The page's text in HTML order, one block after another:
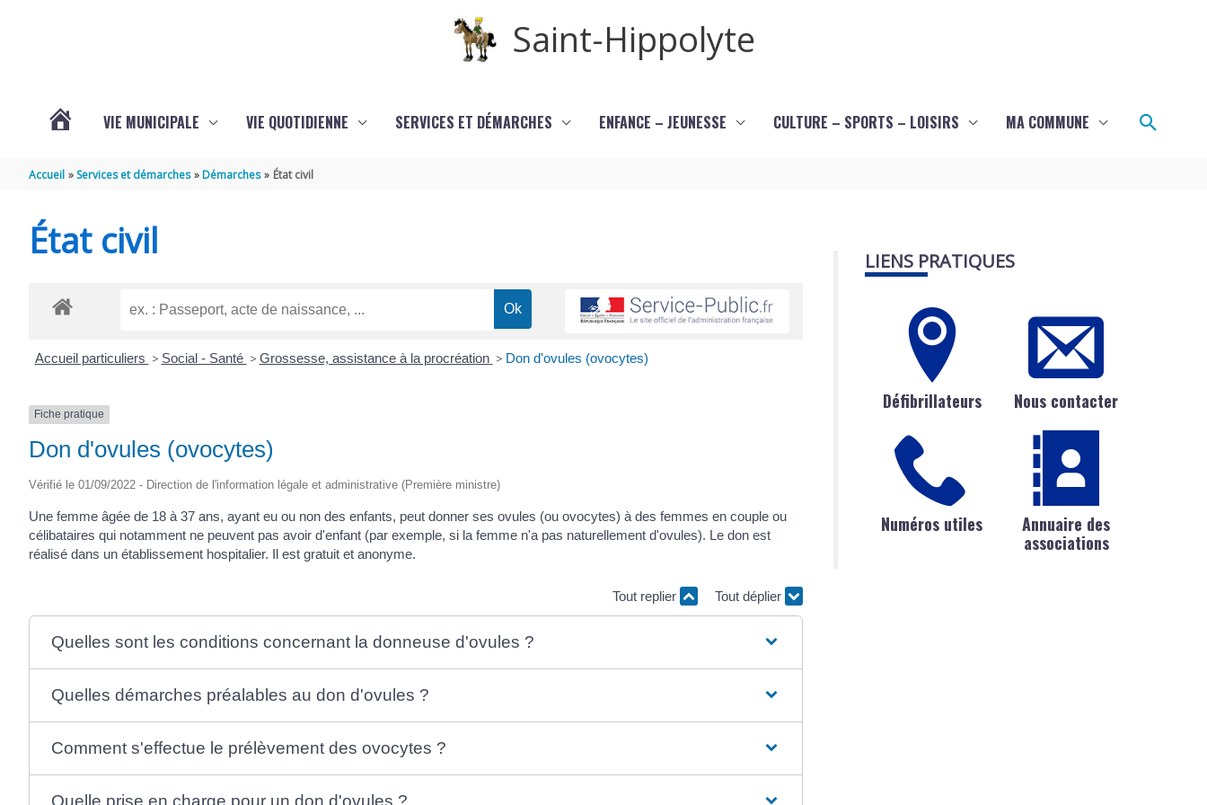
Saint-Hippolyte
SAINT-
(17430)
VIE MUNICIPALE VIE QUOTIDIENNE SERVICES ET DÉMARCHES ENFANCE – JEUNESSE CULTURE – SPORTS – LOISIRS MA COMMUNE
Accueil Services et démarches Démarches État civil
État civil
Accueil particuliers > Social - Santé > Grossesse, assistance à la procréation > Don d'ovules (ovocytes)
Fiche pratique
Don d'ovules (ovocytes)
Vérifié le 01/09/2022 - Direction de l'information légale et administrative (Première ministre)
Une femme âgée de 18 à 37 ans, ayant eu ou non des enfants, peut donner ses ovules (ou ovocytes) à des femmes en couple ou
célibataires qui notamment ne peuvent pas avoir d'enfant (par exemple, si la femme n'a pas naturellement d'ovules). Le don est
réalisé dans un établissement hospitalier. Il est gratuit et anonyme.
Tout replier Tout déplier
Quelles sont les conditions concernant la donneuse d'ovules ?
Quelles démarches préalables au don d'ovules ?
Comment s'effectue le prélèvement des ovocytes ?
Quelle prise en charge pour un don d'ovules ?
LIENS PRATIQUES
Défibrillateurs Nous contacter
Numéros utiles
Annuaire des
associations